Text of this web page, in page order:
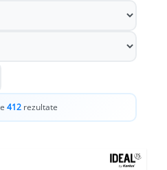
412rezultate